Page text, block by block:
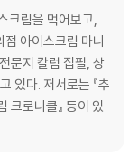
타 | 폴라베어 | 구주
아이스크림 순례 앨범
크림을 먹어보고,
점 아이스크림 마니
문지 칼럼 집필, 상
있다. 저서로는 『추
크로니클』 등이 있